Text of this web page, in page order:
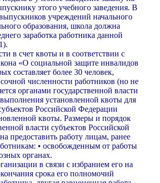
этого учебного заведения. В
учреждений начально­го
образования, школа должна
за­работка работника данной
в счет квоты и в соответствии с
«О социальной за­щите инвалидов
составляет более 30 человек,
численности работников (но не
органами государственной власти
установленной квоты для
Российской Фе­дерации
квоты. Размеры и порядок
власти субъектов Российской
предоставить работу лицам, ра­нее
• освобожденным от работы
органах.
в связи с из­бранием его на
срока его полномочий